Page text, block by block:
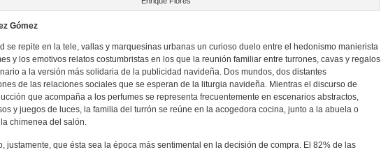
Gómez
se repite en la tele, vallas y marquesinas urbanas un curioso duelo entre el hedonismo manierista
y los emotivos relatos costumbristas en los que la reunión familiar entre turrones, cavas y regalos
a la versión más solidaria de la publicidad navideña. Dos mundos, dos distantes
de las relaciones sociales que se esperan de la liturgia navideña. Mientras el discurso de
que acompaña a los perfumes se representa frecuentemente en escenarios abstractos,
y juegos de luces, la familia del turrón se reúne en la acogedora cocina, junto a la abuela o
chimenea del salón.
justamente, que ésta sea la época más sentimental en la decisión de compra. El 82% de las